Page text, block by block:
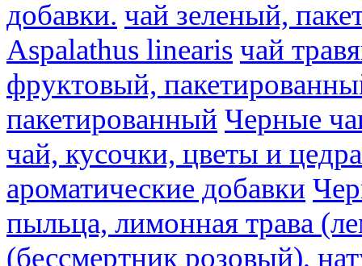
добавки. чай зеленый,
Aspalathus linearis чай
фруктовый,
пакетированный Черные
чай, кусочки, цветы и
ароматические добавки
пыльца, лимонная трава
(бессмертник розовый),